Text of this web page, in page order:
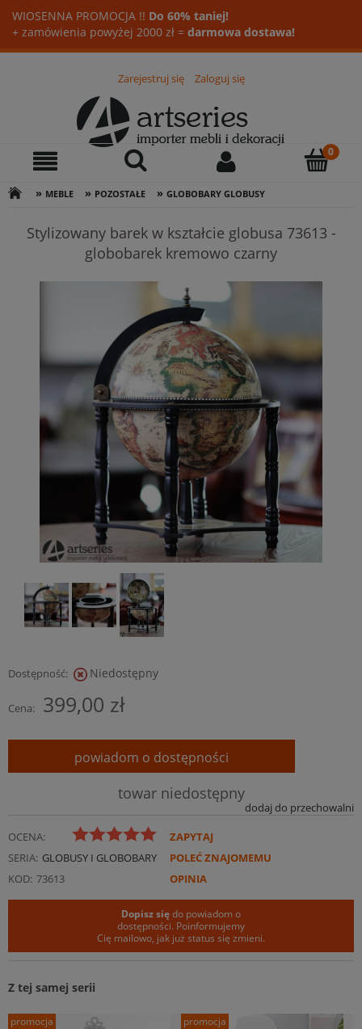
WIOSENNA PROMOCJA !! Do 60% taniej!
+ zamówienia powyżej 2000 zł = darmowa dostawa!
Zarejestruj się Zaloguj się
» MEBLE » POZOSTAŁE » GLOBOBARY GLOBUSY
Stylizowany barek w kształcie globusa 73613 -
globobarek kremowo czarny
Dostępność: Niedostępny
Cena: 399,00 zł
powiadom o dostępności
towar niedostępny
dodaj do przechowalni
OCENA:
SERIA: GLOBUSY I GLOBOBARY
KOD: 73613
ZAPYTAJ
POLEĆ ZNAJOMEMU
OPINIA
Dopisz siędo powiadom o
dostępności. Poinformujemy
Cię mailowo, jak już status się zmieni.
Z tej samej serii
promocja promocja